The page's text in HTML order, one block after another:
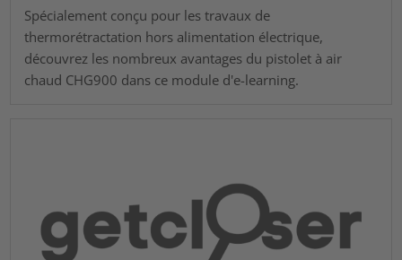
Spécialement conçu pour les travaux de
thermorétractation hors alimentation électrique,
découvrez les nombreux avantages du pistolet à air
chaud CHG900 dans ce module d'e-learning.